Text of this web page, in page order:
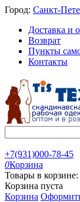
Город: Санкт-
Доставка и
Возврат
Пункты
Контакты
+7(931)000-78-45
0Корзина
Товары в корзине:
Корзина пуста
Корзина